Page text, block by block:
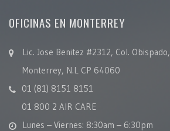
OFICINAS EN MONTERREY
Lic. Jose Benitez #2312, Col. Obispado,
Monterrey, N.L CP 64060
01 (81) 8151 8151
01 800 2 AIR CARE
Lunes – Viernes: 8:30am – 6:30pm